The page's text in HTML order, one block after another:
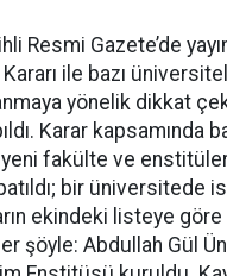
Resmi Gazete’de
ile bazı
yönelik dikkat
Karar kapsamında
fakülte ve
bir üniversitede
ekindeki listeye göre
şöyle: Abdullah Gül